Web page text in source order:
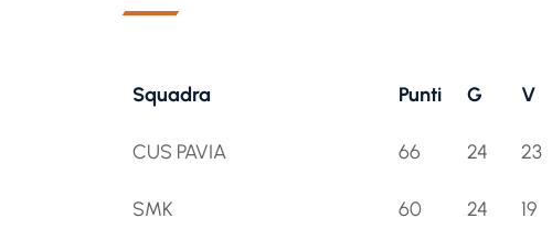
Squadra Punti G V
Squadra
Punti G V
CUS PAVIA 66 24 23
SMK
60 24 19